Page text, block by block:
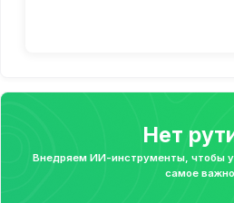
Нет
Внедряем ИИ-инструменты, чтобы у
самое